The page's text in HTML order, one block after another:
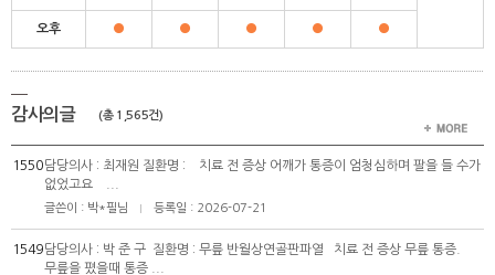
오후 ● ● ● ● ●
감사의글 (총 1,565건)
1550담당의사 : 최재원 질환명 : 치료 전 증상 어깨가 통증이 엄청심하며 팔을 들 수가
없었고요 ...
글쓴이 : 박*필님 등록일 : 2026-07-21
1549담당의사 : 박 준 구 질환명 : 무릎 반월상연골판파열 치료 전 증상 무릎 통증.
무릎을 폈을때 통증 ...